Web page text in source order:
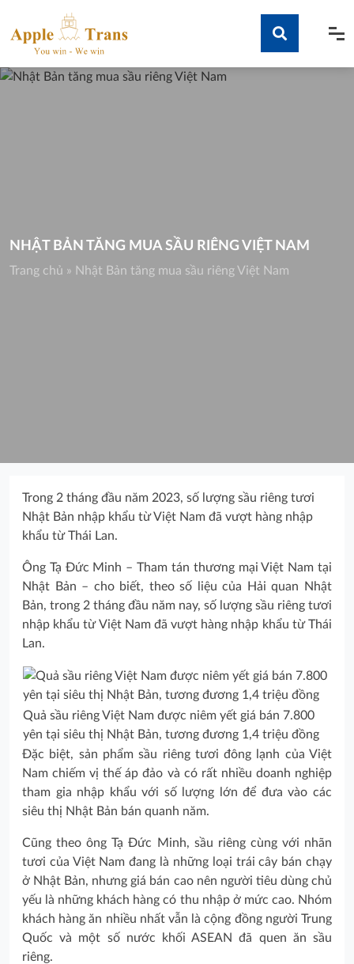
content
NHẬT BẢN TĂNG MUA SẦU RIÊNG VIỆT NAM
Trang chủ » Nhật Bản tăng mua sầu riêng Việt Nam
Trong 2 tháng đầu năm 2023, số lượng sầu riêng tươi
Nhật Bản nhập khẩu từ Việt Nam đã vượt hàng nhập
khẩu từ Thái Lan.
Ông Tạ Đức Minh – Tham tán thương mại Việt Nam tại
Nhật Bản – cho biết, theo số liệu của Hải quan Nhật
Bản, trong 2 tháng đầu năm nay, số lượng sầu riêng tươi
nhập khẩu từ Việt Nam đã vượt hàng nhập khẩu từ Thái
Lan.
Quả sầu riêng Việt Nam được niêm yết giá bán 7.800
yên tại siêu thị Nhật Bản, tương đương 1,4 triệu đồng
Đặc biệt, sản phẩm sầu riêng tươi đông lạnh của Việt
Nam chiếm vị thế áp đảo và có rất nhiều doanh nghiệp
tham gia nhập khẩu với số lượng lớn để đưa vào các
siêu thị Nhật Bản bán quanh năm.
Cũng theo ông Tạ Đức Minh, sầu riêng cùng với nhãn
tươi của Việt Nam đang là những loại trái cây bán chạy
ở Nhật Bản, nhưng giá bán cao nên người tiêu dùng chủ
yếu là những khách hàng có thu nhập ở mức cao. Nhóm
khách hàng ăn nhiều nhất vẫn là cộng đồng người Trung
Quốc và một số nước khối ASEAN đã quen ăn sầu
riêng.